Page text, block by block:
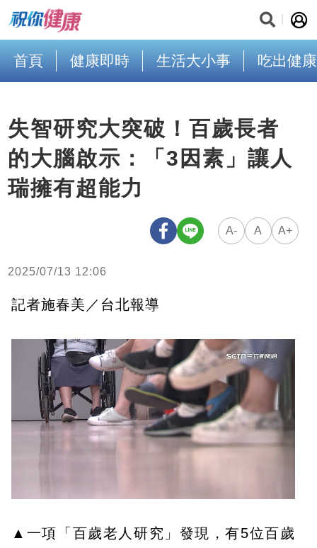
首頁 健康即時 生活大小事 吃出健康
失智研究大突破！百歲長者
的大腦啟示：「3因素」讓人
瑞擁有超能力
A- A A+
2025/07/13 12:06
記者施春美／台北報導
▲一項「百歲老人研究」發現，有5位百歲